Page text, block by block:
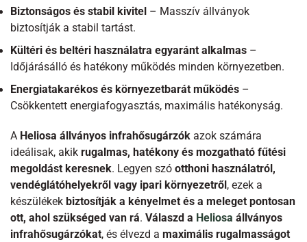
Biztonságos és stabil kivitel – Masszív állványok
biztosítják a stabil tartást.
Kültéri és beltéri használatra egyaránt alkalmas –
Időjárásálló és hatékony működés minden környezetben.
Energiatakarékos és környezetbarát működés –
Csökkentett energiafogyasztás, maximális hatékonyság.
A Heliosa állványos infrahősugárzók azok számára
ideálisak, akik rugalmas, hatékony és mozgatható fűtési
megoldást keresnek. Legyen szó otthoni használatról,
vendéglátóhelyekről vagy ipari környezetről , ezek a
készülékek biztosítják a kényelmet és a meleget pontosan
ott, ahol szükséged van rá. Válaszd a Heliosa állványos
infrahősugárzókat, és élvezd a maximális rugalmasságot